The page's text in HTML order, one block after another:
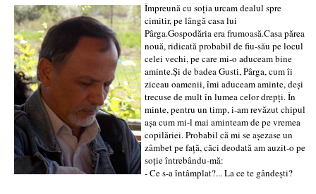
Împreună cu soția urcam dealul spre
cimitir, pe lângă casa lui
Pârga.Gospodăria era frumoasă.Casa părea
nouă, ridicată probabil de fiu-său pe locul
celei vechi, pe care mi-o aduceam bine
aminte.Și de badea Gusti, Pârga, cum îi
ziceau oamenii, îmi aduceam aminte, deși
trecuse de mult în lumea celor drepți. În
minte, pentru un timp, i-am revăzut chipul
așa cum mi-l mai aminteam de pe vremea
copilăriei. Probabil că mi se așezase un
zâmbet pe față, căci deodată am auzit-o pe
soție întrebându-mă:
- Ce s-a întâmplat?... La ce te gândești?